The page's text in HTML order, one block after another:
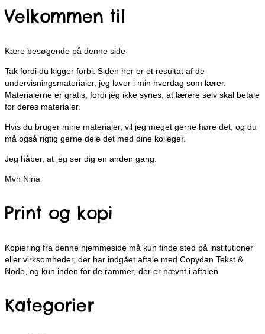
Velkommen til
Kære besøgende på denne side
Tak fordi du kigger forbi. Siden her er et resultat af de
undervisningsmaterialer, jeg laver i min hverdag som lærer.
Materialerne er gratis, fordi jeg ikke synes, at lærere selv skal betale
for deres materialer.
Hvis du bruger mine materialer, vil jeg meget gerne høre det, og du
må også rigtig gerne dele det med dine kolleger.
Jeg håber, at jeg ser dig en anden gang.
Mvh Nina
Print og kopi
Kopiering fra denne hjemmeside må kun finde sted på institutioner
eller virksomheder, der har indgået aftale med Copydan Tekst &
Node, og kun inden for de rammer, der er nævnt i aftalen
Kategorier